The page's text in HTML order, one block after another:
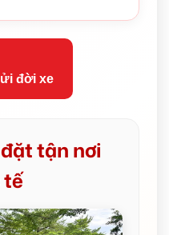
đời xe
tận nơi